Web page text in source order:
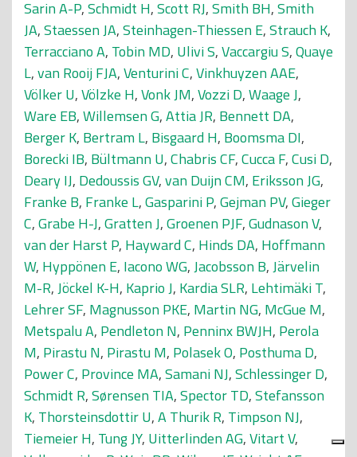
Sarin A-P,Schmidt H,Scott RJ,Smith BH,Smith
JA,Staessen JA,Steinhagen-Thiessen E,Strauch K,
Terracciano A, Tobin MD, Ulivi S,Vaccargiu S,Quaye
L,van Rooij FJA,Venturini C,Vinkhuyzen AAE,
Völker U,Völzke H,Vonk JM,Vozzi D,Waage J,
Ware EB,Willemsen G,Attia JR, Bennett DA,
Berger K, Bertram L, Bisgaard H, Boomsma DI,
Borecki IB, Bültmann U,Chabris CF,Cucca F,Cusi D,
Deary IJ, Dedoussis GV,van Duijn CM, Eriksson JG,
Franke B, Franke L,Gasparini P,Gejman PV,Gieger
C,Grabe H-J,Gratten J,Groenen PJF,Gudnason V,
van der Harst P, Hayward C, Hinds DA, Hoffmann
W, Hyppönen E, Iacono WG,Jacobsson B,Järvelin
M-R,Jöckel K-H, Kaprio J, Kardia SLR, Lehtimäki T,
Lehrer SF, Magnusson PKE, Martin NG, McGue M,
Metspalu A, Pendleton N, Penninx BWJH, Perola
M, Pirastu N, Pirastu M, Polasek O, Posthuma D,
Power C, Province MA,Samani NJ,Schlessinger D,
Schmidt R,Sørensen TIA,Spector TD,Stefansson
K, Thorsteinsdottir U,A Thurik R, Timpson NJ,
Tiemeier H, Tung JY, Uitterlinden AG,Vitart V,